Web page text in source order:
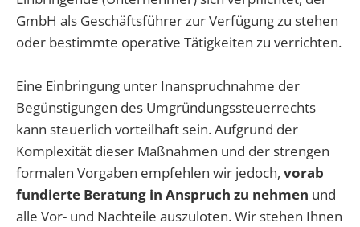
GmbH als Geschäftsführer zur Verfügung zu stehen
oder bestimmte operative Tätigkeiten zu verrichten.
Eine Einbringung unter Inanspruchnahme der
Begünstigungen des Umgründungssteuerrechts
kann steuerlich vorteilhaft sein. Aufgrund der
Komplexität dieser Maßnahmen und der strengen
formalen Vorgaben empfehlen wir jedoch, vorab
fundierte Beratung in Anspruch zu nehmen und
alle Vor- und Nachteile auszuloten. Wir stehen Ihnen